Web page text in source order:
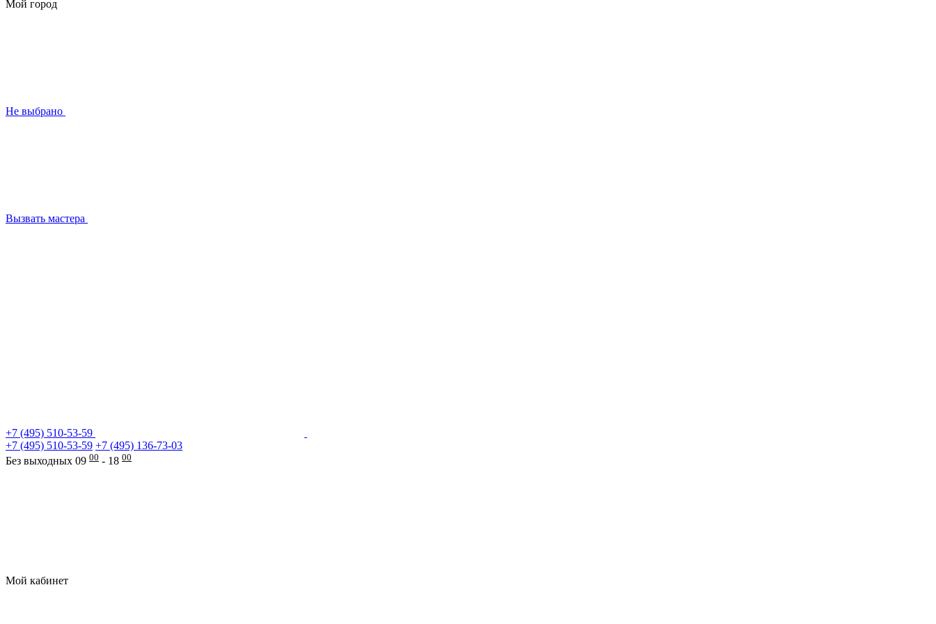
Мой город
Не выбрано
Вызвать мастера
+7 (495) 510-53-59
+7 (495) 510-53-59 +7 (495) 136-73-03
Без выходных 09 00 - 18 00
Мой кабинет